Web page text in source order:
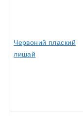
Червоний плаский
лишай